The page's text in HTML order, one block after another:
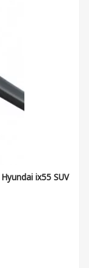
ix55 SUV